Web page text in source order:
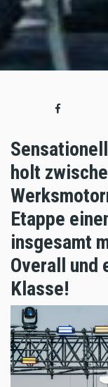
holt
Etappe
insgesamt
Overall und
Klasse!